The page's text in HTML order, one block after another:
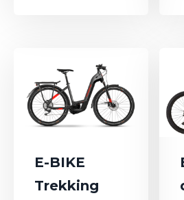
E-BIKE
Trekking